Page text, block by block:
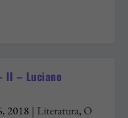
II – Luciano
2018 | Literatura, O